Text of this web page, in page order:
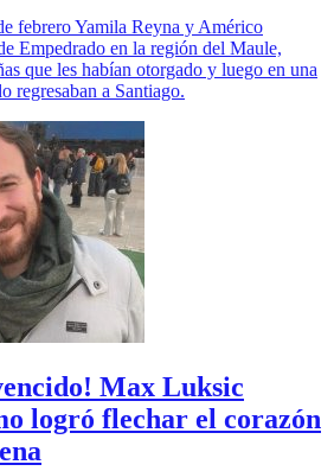
febrero Yamila Reyna y Américo
Empedrado en la región del Maule,
que les habían otorgado y luego en una
regresaban a Santiago.
Max Luksic
logró flechar el corazón